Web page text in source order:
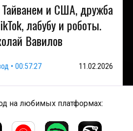
Тайванем и США, дружба
лабубу и роботы.
Вавилов
• 00:57:27 11.02.2026
на любимых платформах: